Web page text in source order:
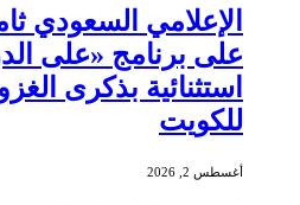
الإعلامي السعودي
على برنامج «على
استثنائية بذكرى
للكويت
أغسطس 2, 2026